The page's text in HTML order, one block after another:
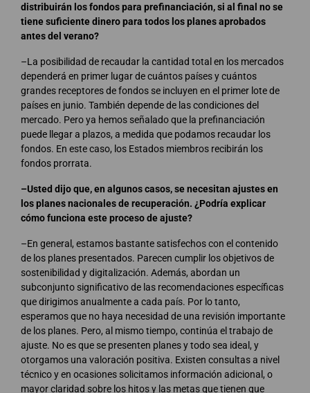
distribuirán los fondos para prefinanciación, si al final no se
tiene suficiente dinero para todos los planes aprobados
antes del verano?
–La posibilidad de recaudar la cantidad total en los mercados
dependerá en primer lugar de cuántos países y cuántos
grandes receptores de fondos se incluyen en el primer lote de
países en junio. También depende de las condiciones del
mercado. Pero ya hemos señalado que la prefinanciación
puede llegar a plazos, a medida que podamos recaudar los
fondos. En este caso, los Estados miembros recibirán los
fondos prorrata.
–Usted dijo que, en algunos casos, se necesitan ajustes en
los planes nacionales de recuperación. ¿Podría explicar
cómo funciona este proceso de ajuste?
–En general, estamos bastante satisfechos con el contenido
de los planes presentados. Parecen cumplir los objetivos de
sostenibilidad y digitalización. Además, abordan un
subconjunto significativo de las recomendaciones específicas
que dirigimos anualmente a cada país. Por lo tanto,
esperamos que no haya necesidad de una revisión importante
de los planes. Pero, al mismo tiempo, continúa el trabajo de
ajuste. No es que se presenten planes y todo sea ideal, y
otorgamos una valoración positiva. Existen consultas a nivel
técnico y en ocasiones solicitamos información adicional, o
mayor claridad sobre los hitos y las metas que tienen que